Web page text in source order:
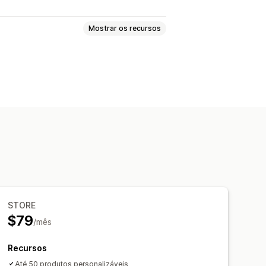
Mostrar os recursos
STORE
$79/mês
Recursos
Até 50 produtos personalizáveis